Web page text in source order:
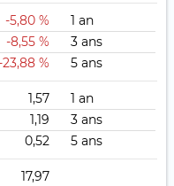
-5,80 %
1 an
-8,55 %
3 ans
23,88 %
5 ans
1,57
1 an
1,19
3 ans
0,52
5 ans
17,97